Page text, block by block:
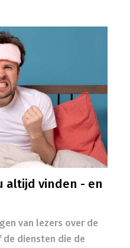
altijd vinden - en
van lezers over de
diensten die de